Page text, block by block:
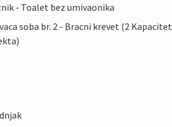
- Toalet bez umivaonika
soba br. 2 - Bracni krevet (2 Kapacitet